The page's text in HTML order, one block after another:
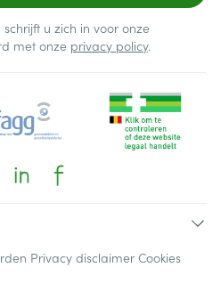
u zich in voor onze
met onze privacy policy.
Privacy disclaimer Cookies